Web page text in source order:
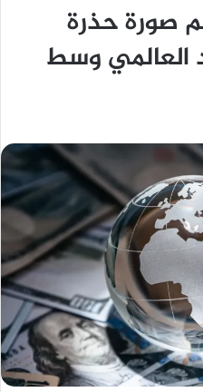
صورة حذرة
العالمي وسط